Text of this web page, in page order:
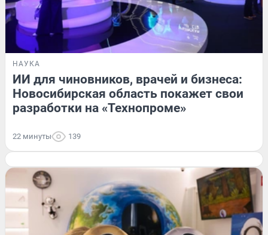
НАУКА
ИИ для чиновников, врачей и бизнеса:
Новосибирская область покажет свои
разработки на «Технопроме»
22 минуты 139